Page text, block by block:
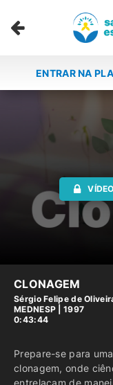
ENTRAR NA
CLONAGEM
Sérgio Felipe de
MEDNESP | 1997
0:43:44
Prepare-se para
clonagem, onde
entrelaçam de